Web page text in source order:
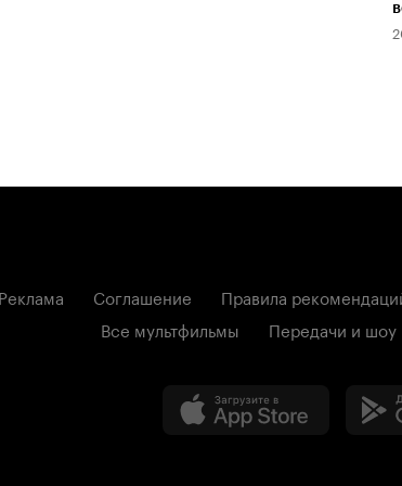
Реклама Соглашение Правила
Все мультфильмы
Передачи и шоу